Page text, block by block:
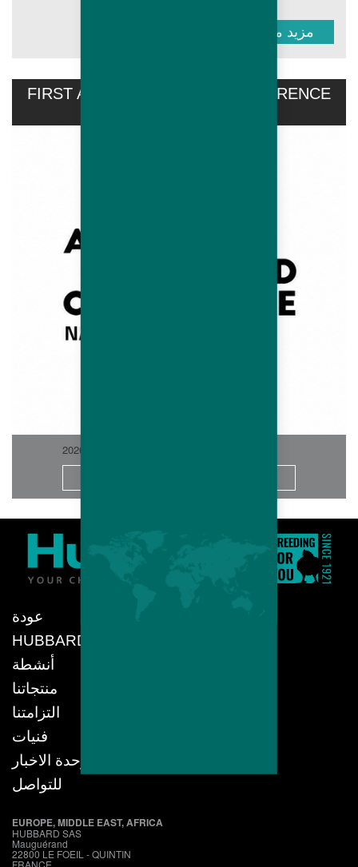
مزيد من المعلومات
FIRST AVIPRO HUBBARD CONFERENCE
2026-06
عودة
HUBBARD
أنشطة
منتجاتنا
التزامتنا
فنيات
وحدة الاخبار
للتواصل
EUROPE, MIDDLE EAST, AFRICA
HUBBARD SAS
Mauguérand
22800 LE FOEIL - QUINTIN
FRANCE